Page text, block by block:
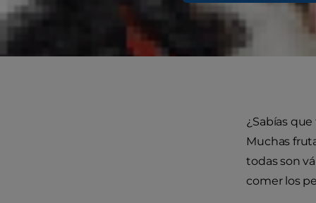
¿Sabías
Muchas
todas son
comer los